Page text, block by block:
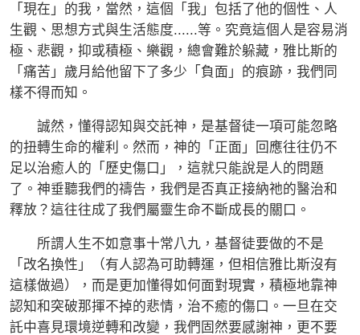
「現在」的我，當然，這個「我」包括了他的個性、人
生觀、思想方式與生活態度......等。究竟這個人是容易消
極、悲觀，抑或積極、樂觀，總會難於躲藏，雅比斯的
「痛苦」歲月給他留下了多少「負面」的痕跡，我們同
樣不得而知。
誠然，懂得認知與交託神，是基督徒一項可能忽略
的扭轉生命的權利。然而，神的「正面」回應往往仍不
足以治癒人的「歷史傷口」，這就只能說是人的問題
了。神垂聽我們的禱告，我們是否真正接納祂的醫治和
釋放？這往往成了我們屬靈生命不斷成長的關口。
所謂人生不如意事十常八九，基督徒要做的不是
「改名換性」（有人認為可助轉運，但相信雅比斯沒有
這樣做過），而是更加懂得如何面對現實，積極地靠神
認知和突破那揮不掉的悲情，治不癒的傷口。一旦在交
託中喜見環境逆轉和改變，我們固然要感謝神，更不要